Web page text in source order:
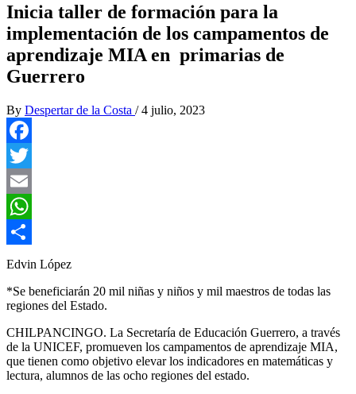
Inicia taller de formación para la
implementación de los campamentos de
aprendizaje MIA en primarias de
Guerrero
By Despertar de la Costa / 4 julio, 2023
Facebook
Twitter
Email
WhatsApp
Compartir
Edvin López
*Se beneficiarán 20 mil niñas y niños y mil maestros de todas las
regiones del Estado.
CHILPANCINGO. La Secretaría de Educación Guerrero, a través
de la UNICEF, promueven los campamentos de aprendizaje MIA,
que tienen como objetivo elevar los indicadores en matemáticas y
lectura, alumnos de las ocho regiones del estado.